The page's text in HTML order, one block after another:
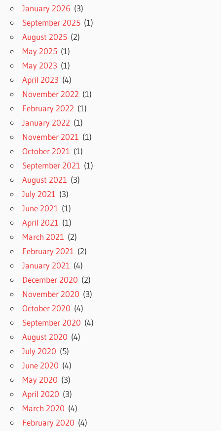
January 2026 (3)
September 2025 (1)
August 2025 (2)
May 2025 (1)
May 2023 (1)
April 2023 (4)
November 2022 (1)
February 2022 (1)
January 2022 (1)
November 2021 (1)
October 2021 (1)
September 2021 (1)
August 2021 (3)
July 2021 (3)
June 2021 (1)
April 2021 (1)
March 2021 (2)
February 2021 (2)
January 2021 (4)
December 2020 (2)
November 2020 (3)
October 2020 (4)
September 2020 (4)
August 2020 (4)
July 2020 (5)
June 2020 (4)
May 2020 (3)
April 2020 (3)
March 2020 (4)
February 2020 (4)